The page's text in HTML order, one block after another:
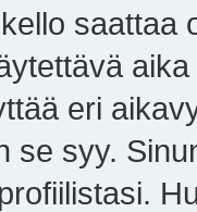
saattaa
eri
se syy.